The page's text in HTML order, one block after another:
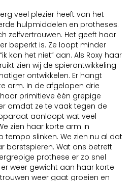
veel plezier heeft van het
hulpmiddelen en protheses.
zelfvertrouwen. Het geeft haar
beperkt is. Ze loopt minder
kan het niet” aan. Als Roxy haar
zien wij de spierontwikkeling
ontwikkelen. Er hangt
arm. In de afgelopen drie
primitieve één grepige
omdat ze te vaak tegen de
aanloopt wat veel
zien haar korte arm in
tempo slinken. We zien nu al dat
borstspieren. Wat ons betreft
prothese er zo snel
weer gewicht aan haar korte
weer gaat groeien en